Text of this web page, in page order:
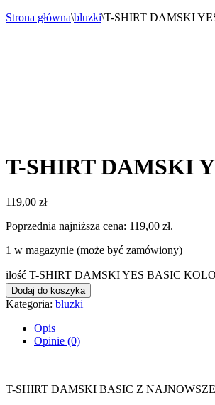
Strona główna\bluzki\T-SHIRT DAMSKI
T-SHIRT DAMSKI
119,00 zł
Poprzednia najniższa cena: 119,00 zł.
1 w magazynie (może być zamówiony)
ilość T-SHIRT DAMSKI YES BASIC
Dodaj do koszyka
Kategoria: bluzki
Opis
Opinie (0)
T-SHIRT DAMSKI BASIC Z